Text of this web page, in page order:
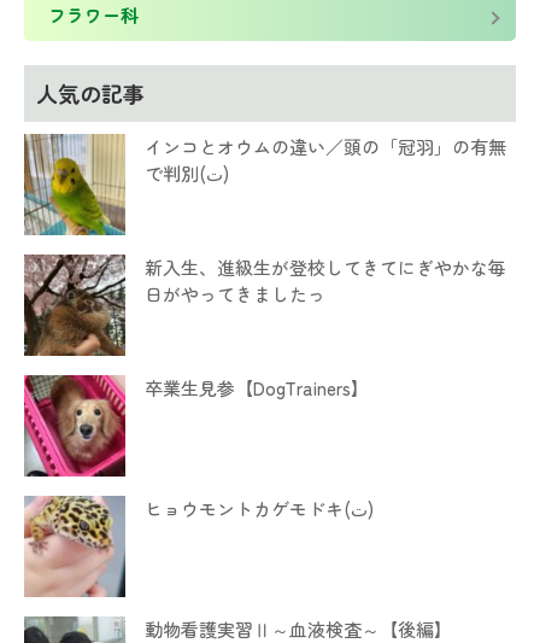
フラワー科
人気の記事
インコとオウムの違い／頭の「冠羽」の有無
で判別(ت)
新入生、進級生が登校してきてにぎやかな毎
日がやってきましたっ
卒業生見参【DogTrainers】
ヒョウモントカゲモドキ(ت)
動物看護実習Ⅱ～血液検査～【後編】